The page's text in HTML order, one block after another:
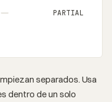
PARTIAL
separados. Usa
dentro de un solo